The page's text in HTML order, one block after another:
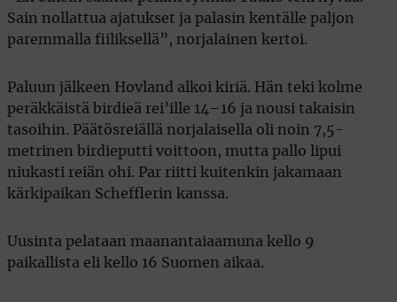
Sain nollattua ajatukset ja palasin kentälle paljon
paremmalla fiiliksellä”, norjalainen kertoi.
Paluun jälkeen Hovland alkoi kiriä. Hän teki kolme
peräkkäistä birdieä rei’ille 14–16 ja nousi takaisin
tasoihin. Päätösreiällä norjalaisella oli noin 7,5-
metrinen birdieputti voittoon, mutta pallo lipui
niukasti reiän ohi. Par riitti kuitenkin jakamaan
kärkipaikan Schefflerin kanssa.
Uusinta pelataan maanantaiaamuna kello 9
paikallista eli kello 16 Suomen aikaa.